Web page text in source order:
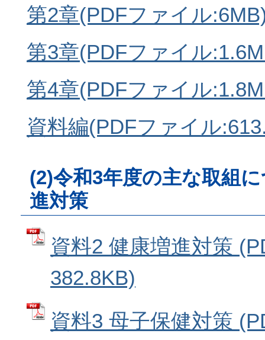
第2章(PDFファイル
第3章(PDFファイル
第4章(PDFファイル
資料編(PDFファイル
(2)令和3年度の主な取組
進対策
資料2 健康増進対策
382.8KB)
資料3 母子保健対策